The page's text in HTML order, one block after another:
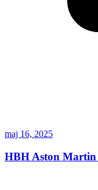
maj 16, 2025
HBH Aston Martin